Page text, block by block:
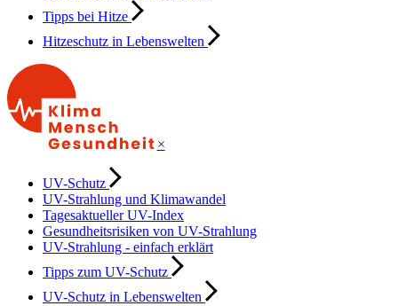
Tipps bei Hitze
Hitzeschutz in Lebenswelten
×
UV-Schutz
UV-Strahlung und Klimawandel
Tagesaktueller UV-Index
Gesundheitsrisiken von UV-Strahlung
UV-Strahlung - einfach erklärt
Tipps zum UV-Schutz
UV-Schutz in Lebenswelten